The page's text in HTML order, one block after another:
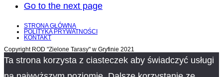
Go to the next page
STRONA GŁÓWNA
POLITYKA PRYWATNOŚCI
KONTAKT
Copyright ROD "Zielone Tarasy" w Gryfinie 2021
Ta strona korzysta z ciasteczek aby świadczyć usługi